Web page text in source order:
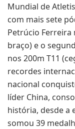
Mundial de
com mais sete
Petrúcio Ferreira
braço) e o
nos 200m T11
recordes
nacional
líder China,
história, desde a
somou 39